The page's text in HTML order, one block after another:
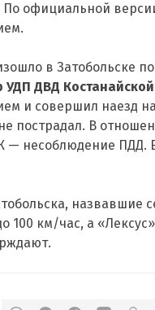
По официальной
в Затобольске
УДП ДВД
и совершил наезд
пострадал. В
— несоблюдение ПДД.
назвавшие
100 км/час, а